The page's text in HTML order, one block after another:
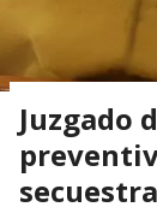
Juzgado